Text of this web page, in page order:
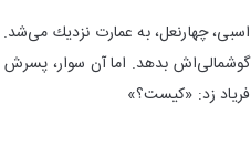
اسبی، چهارنعل، به عمارت نزدیك
گوشمالی‌اش بدهد. اما آن سوار، پسرش
فریاد زد: «كیست؟»